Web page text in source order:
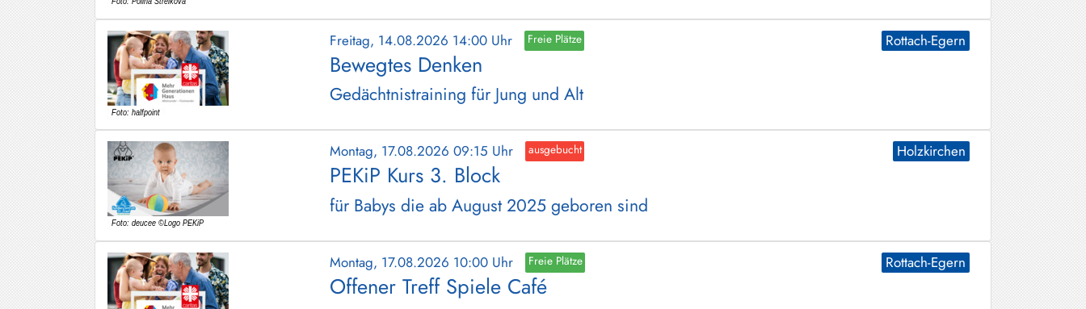
Freitag, 14.08.2026 14:00 Uhr Freie Plätze Rottach-Egern
Bewegtes Denken
Gedächtnistraining für Jung und Alt
Montag, 17.08.2026 09:15 Uhr ausgebucht Holzkirchen
PEKiP Kurs 3. Block
für Babys die ab August 2025 geboren sind
Montag, 17.08.2026 10:00 Uhr Freie Plätze Rottach-Egern
Offener Treff Spiele Café